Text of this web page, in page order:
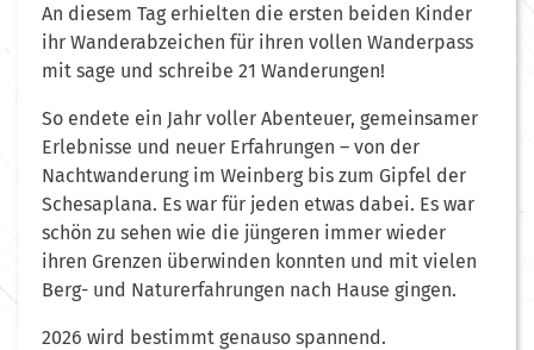
An diesem Tag erhielten die ersten beiden Kinder
ihr Wanderabzeichen für ihren vollen Wanderpass
mit sage und schreibe 21 Wanderungen!
So endete ein Jahr voller Abenteuer, gemeinsamer
Erlebnisse und neuer Erfahrungen – von der
Nachtwanderung im Weinberg bis zum Gipfel der
Schesaplana. Es war für jeden etwas dabei. Es war
schön zu sehen wie die jüngeren immer wieder
ihren Grenzen überwinden konnten und mit vielen
Berg- und Naturerfahrungen nach Hause gingen.
2026 wird bestimmt genauso spannend.